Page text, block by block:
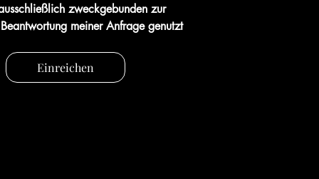
zweckgebunden zur
meiner Anfrage genutzt
Einreichen